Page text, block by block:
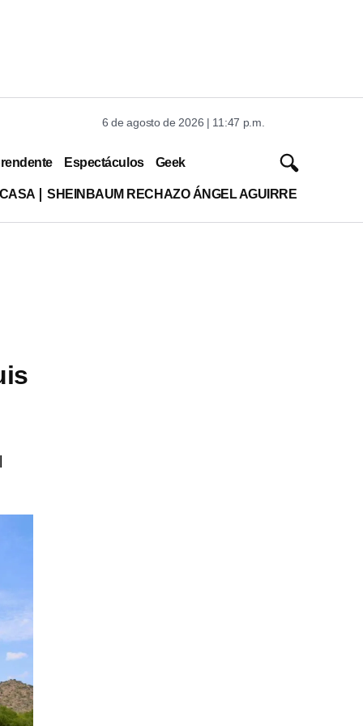
6 de agosto de 2026 | 11:47 p.m.
Espectáculos Geek
SHEINBAUM RECHAZO ÁNGEL AGUIRRE